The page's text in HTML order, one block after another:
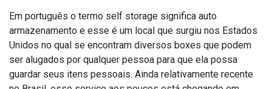
Em português o termo self storage significa auto
armazenamento e esse é um local que surgiu nos Estados
Unidos no qual se encontram diversos boxes que podem
ser alugados por qualquer pessoa para que ela possa
guardar seus itens pessoais. Ainda relativamente recente